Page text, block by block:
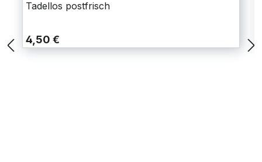
Tadellos postfrisch
4,50 €